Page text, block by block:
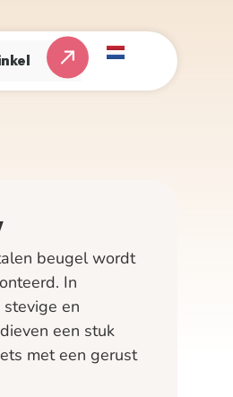
beugel wordt
In
en
een stuk
met een gerust